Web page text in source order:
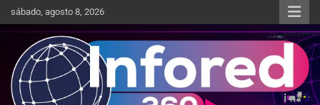
sábado, agosto 8, 2026